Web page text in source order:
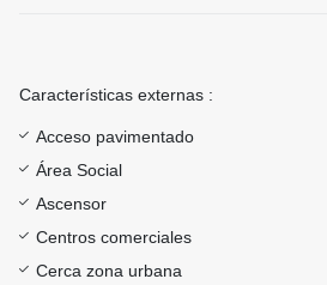
Características externas :
Acceso pavimentado
Área Social
Ascensor
Centros comerciales
Cerca zona urbana